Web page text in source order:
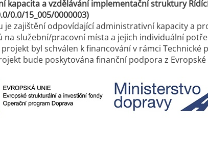
kapacita a vzdělávání implementační struktury
0.0/15_005/0000003)
je zajištění odpovídající administrativní kapacity a
na služební/pracovní místa a jejich individuální
byl schválen k financování v rámci
bude poskytována finanční podpora z Evropské